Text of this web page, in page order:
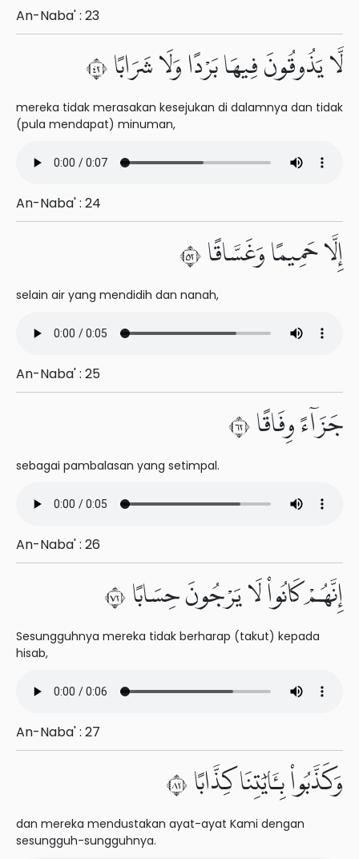
An-Naba' : 23
لَّا يَذُوقُونَ فِيهَا بَرْدًا وَلَا شَرَابًا ٢٤
mereka tidak merasakan kesejukan di dalamnya dan tidak
(pula mendapat) minuman,
An-Naba' : 24
إِلَّا حَمِيمًا وَغَسَّاقًا ٢٥
selain air yang mendidih dan nanah,
An-Naba' : 25
جَزَآءً وِفَاقًا ٢٦
sebagai pambalasan yang setimpal.
An-Naba' : 26
إِنَّهُمْ كَانُوا۟ لَا يَرْجُونَ حِسَابًا ٢٧
Sesungguhnya mereka tidak berharap (takut) kepada
hisab,
An-Naba' : 27
وَكَذَّبُوا۟ بِـَٔايَٰتِنَا كِذَّابًا ٢٨
dan mereka mendustakan ayat-ayat Kami dengan
sesungguh-sungguhnya.